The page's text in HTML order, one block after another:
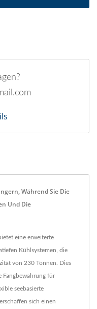
Während Sie Die
Und Die
eine erweiterte
Kühlsystemen, die
von 230 Tonnen. Dies
Fangbewahrung für
seebasierte
sich einen